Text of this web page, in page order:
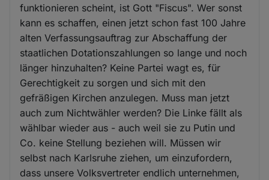
funktionieren scheint, ist Gott "Fiscus". Wer sonst
kann es schaffen, einen jetzt schon fast 100 Jahre
alten Verfassungsauftrag zur Abschaffung der
staatlichen Dotationszahlungen so lange und noch
länger hinzuhalten? Keine Partei wagt es, für
Gerechtigkeit zu sorgen und sich mit den
gefräßigen Kirchen anzulegen. Muss man jetzt
auch zum Nichtwähler werden? Die Linke fällt als
wählbar wieder aus - auch weil sie zu Putin und
Co. keine Stellung beziehen will. Müssen wir
selbst nach Karlsruhe ziehen, um einzufordern,
dass unsere Volksvertreter endlich unternehmen,